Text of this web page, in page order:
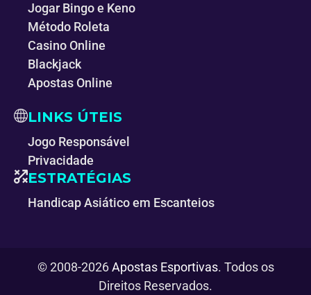
Jogar Bingo e Keno
Método Roleta
Casino Online
Blackjack
Apostas Online
LINKS ÚTEIS
Jogo Responsável
Privacidade
ESTRATÉGIAS
Handicap Asiático em Escanteios
© 2008-2026Apostas Esportivas. Todos os
Direitos Reservados.